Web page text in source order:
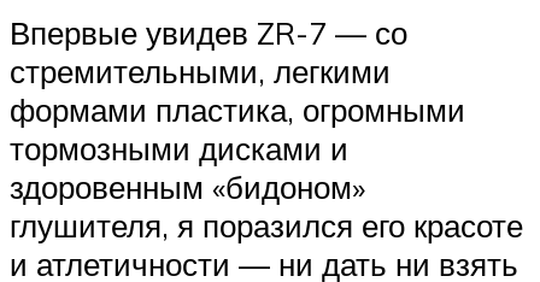
Впервые увидев ZR-7 — со
стремительными, легкими
формами пластика, огромными
тормозными дисками и
здоровенным «бидоном»
глушителя, я поразился его красоте
и атлетичности — ни дать ни взять